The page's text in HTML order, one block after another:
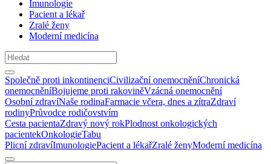
Imunologie
Pacient a lékař
Zralé ženy
Moderní medicína
Společně proti inkontinenciCivilizační onemocněníChronická
onemocněníBojujeme proti rakoviněVzácná onemocnění
Osobní zdravíNaše rodinaFarmacie včera, dnes a zítraZdraví
rodinyPrůvodce rodičovstvím
Cesta pacientaZdravý nový rokPlodnost onkologických
pacientekOnkologieTabu
Plicní zdravíImunologiePacient a lékařZralé ženyModerní medicína